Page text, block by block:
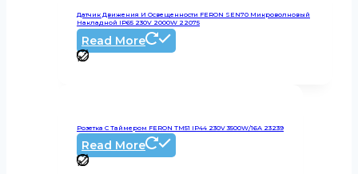
Датчик Движения И Освещенности FERON SEN70 Микроволновый
Накладной IP65 230V 2000W 22075
Read More
Розетка С Таймером FERON TM51 IP44 230V 3500W/16А 23239
Read More